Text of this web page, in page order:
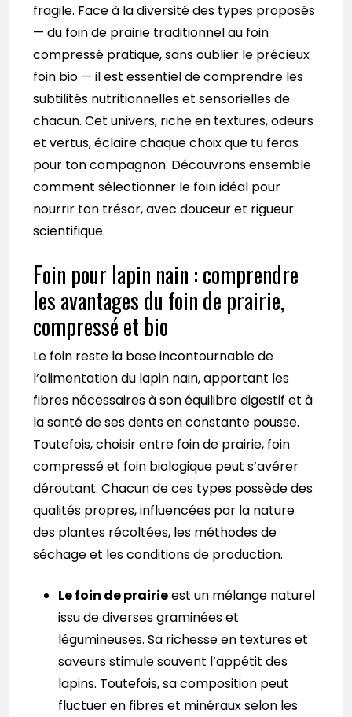
fragile. Face à la diversité des types proposés
— du foin de prairie traditionnel au foin
compressé pratique, sans oublier le précieux
foin bio — il est essentiel de comprendre les
subtilités nutritionnelles et sensorielles de
chacun. Cet univers, riche en textures, odeurs
et vertus, éclaire chaque choix que tu feras
pour ton compagnon. Découvrons ensemble
comment sélectionner le foin idéal pour
nourrir ton trésor, avec douceur et rigueur
scientifique.
Foin pour lapin nain : comprendre
les avantages du foin de prairie,
compressé et bio
Le foin reste la base incontournable de
l’alimentation du lapin nain, apportant les
fibres nécessaires à son équilibre digestif et à
la santé de ses dents en constante pousse.
Toutefois, choisir entre foin de prairie, foin
compressé et foin biologique peut s’avérer
déroutant. Chacun de ces types possède des
qualités propres, influencées par la nature
des plantes récoltées, les méthodes de
séchage et les conditions de production.
Le foin de prairieest un mélange naturel
issu de diverses graminées et
légumineuses. Sa richesse en textures et
saveurs stimule souvent l’appétit des
lapins. Toutefois, sa composition peut
fluctuer en fibres et minéraux selon les